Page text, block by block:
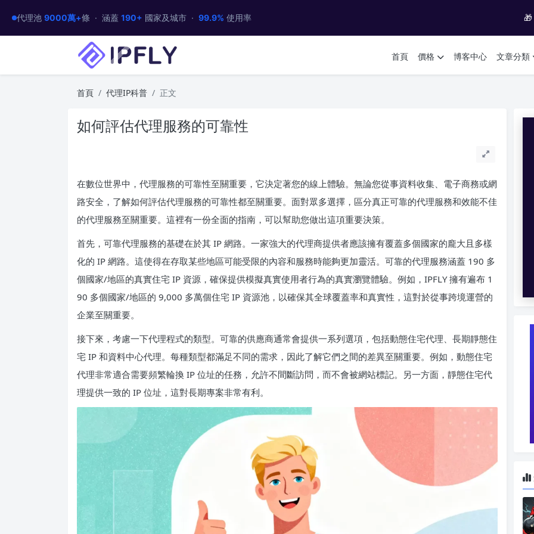
代理池 9000萬+條 · 涵蓋 190+ 國家及城市 · 99.9% 使用率 🎁
首頁 價格 博客中心 文章分類
首頁 代理IP科普 正文
如何評估代理服務的可靠性
在數位世界中，代理服務的可靠性至關重要，它決定著您的線上體驗。無論您從事資料收集、電子商務或網
路安全，了解如何評估代理服務的可靠性都至關重要。面對眾多選擇，區分真正可靠的代理服務和效能不佳
的代理服務至關重要。這裡有一份全面的指南，可以幫助您做出這項重要決策。
首先，可靠代理服務的基礎在於其 IP 網路。一家強大的代理商提供者應該擁有覆蓋多個國家的龐大且多樣
化的 IP 網路。這使得在存取某些地區可能受限的內容和服務時能夠更加靈活。可靠的代理服務涵蓋 190 多
個國家/地區的真實住宅 IP 資源，確保提供模擬真實使用者行為的真實瀏覽體驗。例如，IPFLY 擁有遍布 1
90 多個國家/地區的 9,000 多萬個住宅 IP 資源池，以確保其全球覆蓋率和真實性，這對於從事跨境運營的
企業至關重要。
接下來，考慮一下代理程式的類型。可靠的供應商通常會提供一系列選項，包括動態住宅代理、長期靜態住
宅 IP 和資料中心代理。每種類型都滿足不同的需求，因此了解它們之間的差異至關重要。例如，動態住宅
代理非常適合需要頻繁輪換 IP 位址的任務，允許不間斷訪問，而不會被網站標記。另一方面，靜態住宅代
理提供一致的 IP 位址，這對長期專案非常有利。